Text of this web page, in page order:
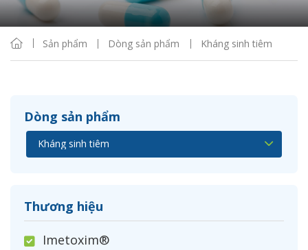
Sản phẩm Dòng sản phẩm Kháng sinh tiêm
Dòng sản phẩm
Thương hiệu
Imetoxim®
Hiển thị